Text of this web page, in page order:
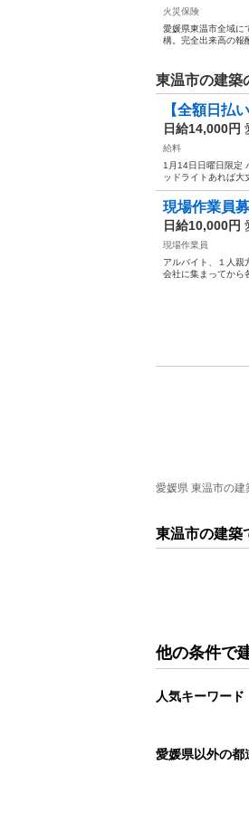
火災保険
愛媛県東温市全域に
構。完全出来高の報
東温市の建築
【全額日払
日給14,000円
給料
1月14日日曜日限定
ッドライトあれば大
現場作業員
日給10,000円
現場作業員
アルバイト、１人
会社に集まってから
愛媛県 東温市の
東温市の建築
他の条件で
人気キーワード
愛媛県以外の都